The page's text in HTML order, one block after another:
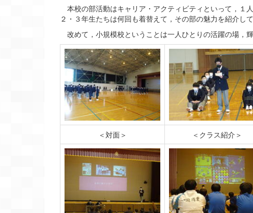
本校の部活動はキャリア・アクティビティといって，１
２・３年生たちは何回も着替えて，その部の魅力を紹介して
改めて，小規模校ということは一人ひとりの活躍の場，
＜対面＞ ＜クラス紹介＞